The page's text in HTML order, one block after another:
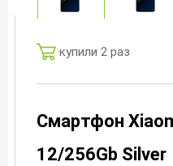
купили 2 раз
Смартфон
12/256Gb Silver